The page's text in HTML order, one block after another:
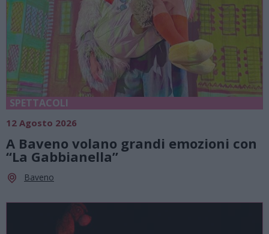
SPETTACOLI
12 Agosto 2026
A Baveno volano grandi emozioni con
“La Gabbianella”
Baveno